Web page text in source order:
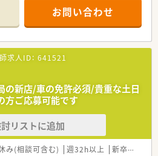
能！
りますが、経験の少ない方でも500万前
準！
豊富な社内研修や外部組織と連携した研
からこそ活躍できるキャリアパスが多
す。
アマネジャーや営業部長等のマネジメン
ます。
を活かせるスペシャリストを目指すこ
や商品部門等の本社スタッフなど活動領
加しており、在宅医療へもしっかりと関
お問い合わせ
求人ID： 641521
の新店/車の免許必須/貴重な土日
方ご応募可能です
リストに追加
み(相談可含む) 週32h以上 新卒可